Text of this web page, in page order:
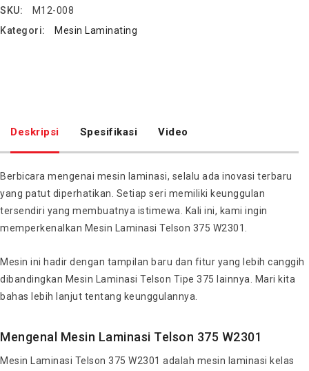
SKU:
M12-008
Kategori:
Mesin Laminating
Deskripsi Spesifikasi Video
Berbicara mengenai mesin laminasi, selalu ada inovasi terbaru
yang patut diperhatikan. Setiap seri memiliki keunggulan
tersendiri yang membuatnya istimewa. Kali ini, kami ingin
memperkenalkan Mesin Laminasi Telson 375 W2301.
Mesin ini hadir dengan tampilan baru dan fitur yang lebih canggih
dibandingkan Mesin Laminasi Telson Tipe 375 lainnya. Mari kita
bahas lebih lanjut tentang keunggulannya.
Mengenal Mesin Laminasi Telson 375 W2301
Mesin Laminasi Telson 375 W2301 adalah mesin laminasi kelas